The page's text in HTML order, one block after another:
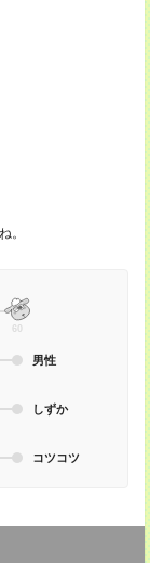
。
60
男性
しずか
コツコツ